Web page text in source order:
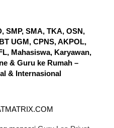
SMP, SMA, TKA, OSN,
UGM, CPNS, AKPOL,
Mahasiswa, Karyawan,
& Guru ke Rumah –
& Internasional